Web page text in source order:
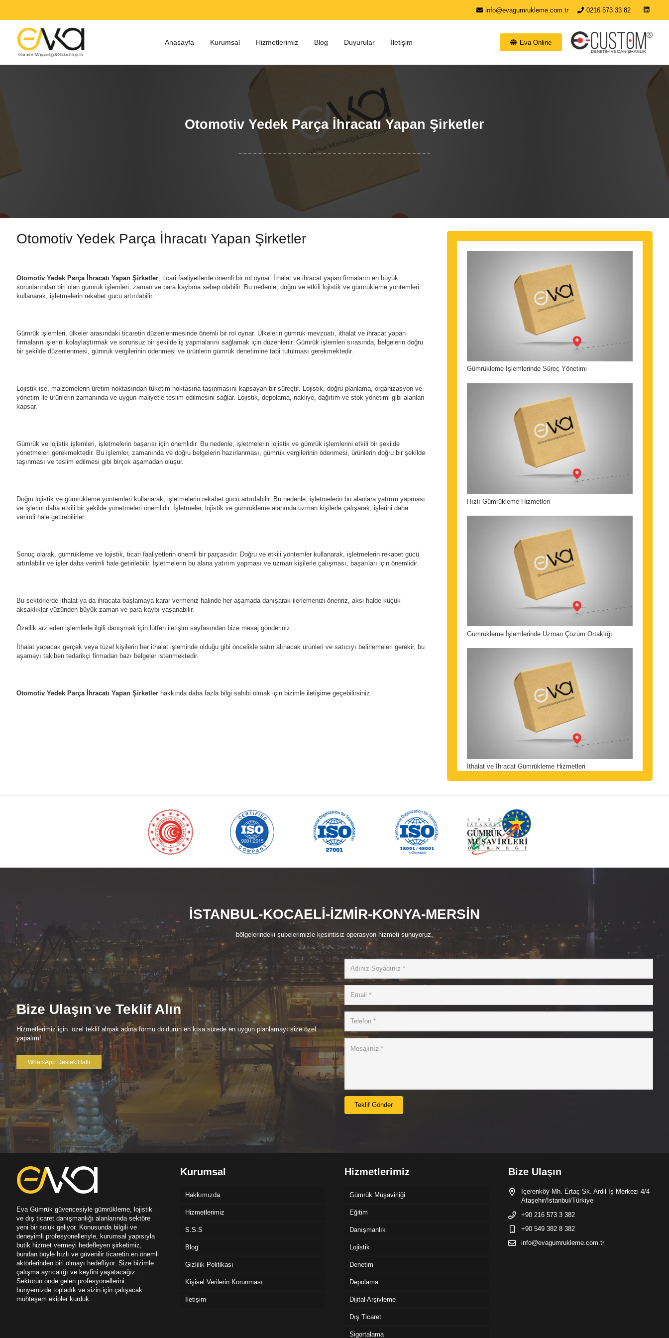
info@evagumrukleme.com.tr 0216 573 33 82
Anasayfa Kurumsal Hizmetlerimiz Blog Duyurular İletişim Eva Online
Otomotiv Yedek Parça İhracatı Yapan Şirketler
Otomotiv Yedek Parça İhracatı Yapan Şirketler
Otomotiv Yedek Parça İhracatı Yapan Şirketler, ticari faaliyetlerde önemli bir rol oynar. İthalat ve ihracat yapan firmaların en büyük
sorunlarından biri olan gümrük işlemleri, zaman ve para kaybına sebep olabilir. Bu nedenle, doğru ve etkili lojistik ve gümrükleme yöntemleri
kullanarak, işletmelerin rekabet gücü artırılabilir.
Gümrük işlemleri, ülkeler arasındaki ticaretin düzenlenmesinde önemli bir rol oynar. Ülkelerin gümrük mevzuatı, ithalat ve ihracat yapan
firmaların işlerini kolaylaştırmak ve sorunsuz bir şekilde iş yapmalarını sağlamak için düzenlenir. Gümrük işlemleri sırasında, belgelerin doğru
bir şekilde düzenlenmesi, gümrük vergilerinin ödenmesi ve ürünlerin gümrük denetimine tabi tutulması gerekmektedir.
Lojistik ise, malzemelerin üretim noktasından tüketim noktasına taşınmasını kapsayan bir süreçtir. Lojistik, doğru planlama, organizasyon ve
yönetim ile ürünlerin zamanında ve uygun maliyetle teslim edilmesini sağlar. Lojistik, depolama, nakliye, dağıtım ve stok yönetimi gibi alanları
kapsar.
Gümrük ve lojistik işlemleri, işletmelerin başarısı için önemlidir. Bu nedenle, işletmelerin lojistik ve gümrük işlemlerini etkili bir şekilde
yönetmeleri gerekmektedir. Bu işlemler, zamanında ve doğru belgelerin hazırlanması, gümrük vergilerinin ödenmesi, ürünlerin doğru bir şekilde
taşınması ve teslim edilmesi gibi birçok aşamadan oluşur.
Doğru lojistik ve gümrükleme yöntemleri kullanarak, işletmelerin rekabet gücü artırılabilir. Bu nedenle, işletmelerin bu alanlara yatırım yapması
ve işlerini daha etkili bir şekilde yönetmeleri önemlidir. İşletmeler, lojistik ve gümrükleme alanında uzman kişilerle çalışarak, işlerini daha
verimli hale getirebilirler.
Sonuç olarak, gümrükleme ve lojistik, ticari faaliyetlerin önemli bir parçasıdır. Doğru ve etkili yöntemler kullanarak, işletmelerin rekabet gücü
artırılabilir ve işler daha verimli hale getirilebilir. İşletmelerin bu alana yatırım yapması ve uzman kişilerle çalışması, başarıları için önemlidir.
Bu sektörlerde ithalat ya da ihracata başlamaya karar vermeniz halinde her aşamada danışarak ilerlemenizi öneririz, aksi halde küçük
aksaklıklar yüzünden büyük zaman ve para kaybı yaşanabilir.
Özellik arz eden işlemlerle ilgili danışmak için lütfen iletişim sayfasından bize mesaj gönderiniz…
İthalat yapacak gerçek veya tüzel kişilerin her ithalat işleminde olduğu gibi öncelikle satın alınacak ürünleri ve satıcıyı belirlemeleri gerekir, bu
aşamayı takiben tedarikçi firmadan bazı belgeler istenmektedir.
Otomotiv Yedek Parça İhracatı Yapan Şirketler hakkında daha fazla bilgi sahibi olmak için bizimle iletişimegeçebilirsiniz.
Gümrükleme İşlemlerinde Süreç Yönetimi
Hızlı Gümrükleme Hizmetleri
Gümrükleme İşlemlerinde Uzman Çözüm Ortaklığı
İthalat ve İhracat Gümrükleme Hizmetleri
İSTANBUL-KOCAELİ-İZMİR-KONYA-MERSİN
bölgelerindeki şubelerimizle kesintisiz operasyon hizmeti sunuyoruz.
Bize Ulaşın ve Teklif Alın
Hizmetlerimiz için özel teklif almak adına formu doldurun en kısa sürede en uygun planlamayı size özel
yapalım!
WhatsApp Destek Hattı
Teklif Gönder
Eva Gümrük güvencesiyle gümrükleme, lojistik
ve dış ticaret danışmanlığı alanlarında sektöre
yeni bir soluk geliyor. Konusunda bilgili ve
deneyimli profesyonelleriyle, kurumsal yapısıyla
butik hizmet vermeyi hedefleyen şirketimiz,
bundan böyle hızlı ve güvenilir ticaretin en önemli
aktörlerinden biri olmayı hedefliyor. Size bizimle
çalışma ayrıcalığı ve keyfini yaşatacağız.
Sektörün önde gelen profesyonellerini
bünyemizde topladık ve sizin için çalışacak
muhteşem ekipler kurduk.
Kurumsal
Hakkımızda
Hizmetlerimiz
S.S.S
Blog
Gizlilik Politikası
Kişisel Verilerin Korunması
İletişim
Hizmetlerimiz
Gümrük Müşavirliği
Eğitim
Danışmanlık
Lojistik
Denetim
Depolama
Dijital Arşivleme
Dış Ticaret
Sigortalama
Bize Ulaşın
İçerenköy Mh. Ertaç Sk. Ardil İş Merkezi 4/4
Ataşehir/İstanbul/Türkiye
+90 216 573 3 382
+90 549 382 8 382
info@evagumrukleme.com.tr